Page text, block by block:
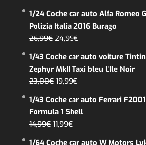
1/24 Coche car auto Alfa Romeo
Polizia Italia 2016 Burago
26,99€ El
original
era:
26,99€.
24,99€El
actual
es:
1/43 Coche car auto voiture
Zephyr MkII Taxi bleu L'Ile Noir
23,00€ El
original
era:
23,00€.
19,99€El
actual
es:
1/43 Coche car auto Ferrari F2001
Fórmula 1 Shell
14,99€ El
11,99€El
1/64 Coche car auto W Motors